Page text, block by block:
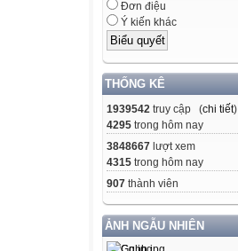
Đơn điệu
Ý kiến khác
THỐNG KÊ
1939542 truy cập (chi tiết)
4295 trong hôm nay
3848667 lượt xem
4315 trong hôm nay
907 thành viên
ẢNH NGẪU NHIÊN